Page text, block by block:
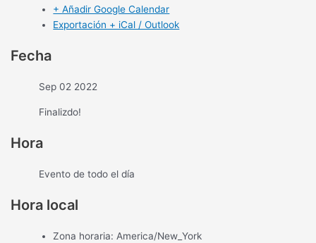
+ Añadir Google Calendar
Exportación + iCal / Outlook
Fecha
Sep 02 2022
Finalizdo!
Hora
Evento de todo el día
Hora local
Zona horaria: America/New_York